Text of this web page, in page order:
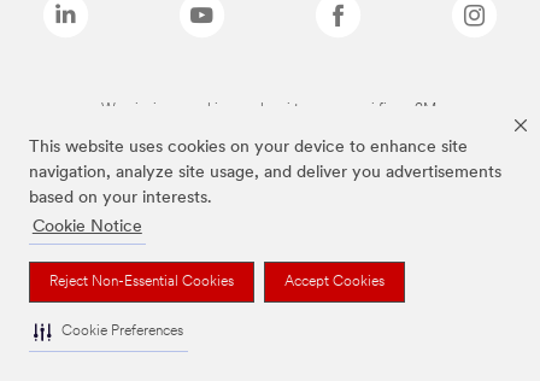
This website uses cookies on your device to enhance site
navigation, analyze site usage, and deliver you advertisements
based on your interests.
Cookie Notice
Reject Non-Essential Cookies Accept Cookies
Cookie Preferences
Wymienione marki są znakami towarowymi firmy 3M.